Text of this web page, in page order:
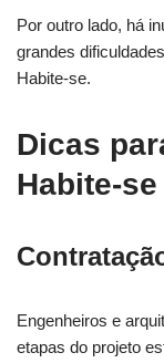
Por outro lado, há
grandes
Habite-se.
Dicas
Habite-se
Engenheiros e
etapas do projeto